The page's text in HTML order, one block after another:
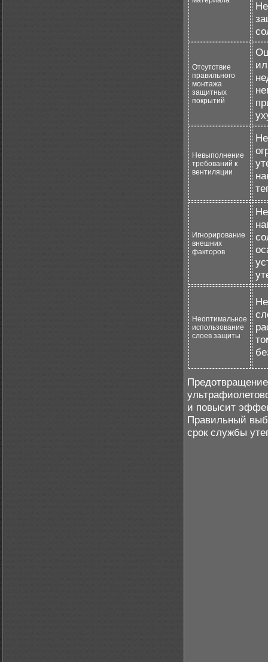
Отсутствие
правильного
монтажа
защитных
покрытий
Невыполнение
требований к
вентиляции
Игнорирование
внешних
факторов
Неоптимальное
использование
слоев защиты
и повысит
Правильный
срок службы